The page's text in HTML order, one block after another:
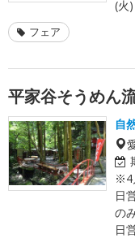
(火)
フェア
平家谷そうめん
自
※4
日
の
日